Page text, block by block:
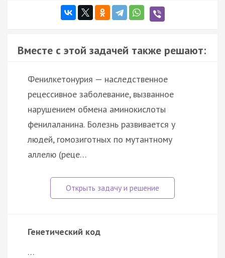
Вместе с этой задачей также решают:
Фенилкетонурия — наследственное
рецессивное заболевание, вызванное
нарушением обмена аминокислоты
фенилаланина. Болезнь развивается у
людей, гомозиготных по мутантному
аллелю (реце…
Генетический код
…